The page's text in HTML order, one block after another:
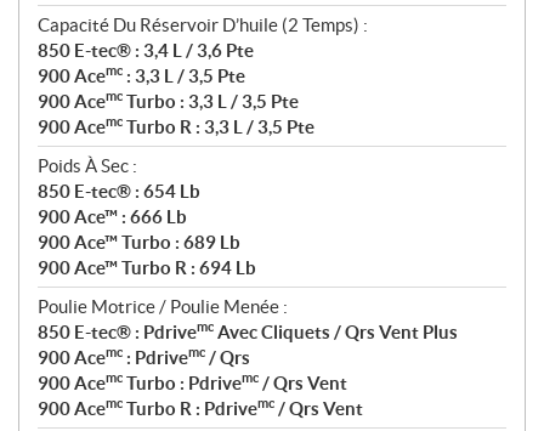
Capacité Du Réservoir D’huile (2 Temps) :
850 E-tec® : 3,4 L / 3,6 Pte
900 Acemc : 3,3 L / 3,5 Pte
900 Acemc Turbo : 3,3 L / 3,5 Pte
900 Acemc Turbo R : 3,3 L / 3,5 Pte
Poids À Sec :
850 E-tec® : 654 Lb
900 Ace™ : 666 Lb
900 Ace™ Turbo : 689 Lb
900 Ace™ Turbo R : 694 Lb
Poulie Motrice / Poulie Menée :
850 E-tec® : Pdrivemc Avec Cliquets / Qrs Vent Plus
900 Acemc : Pdrivemc / Qrs
900 Acemc Turbo : Pdrivemc / Qrs Vent
900 Acemc Turbo R : Pdrivemc / Qrs Vent